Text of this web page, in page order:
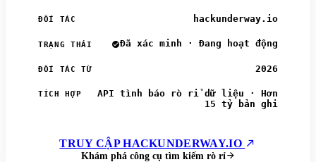
ĐỐI TÁC hackunderway.io
TRẠNG THÁI Đã xác minh · Đang hoạt động
ĐỐI TÁC TỪ 2026
TÍCH HỢP
API tình báo rò rỉ dữ liệu · Hơn
15 tỷ bản ghi
TRUY CẬP HACKUNDERWAY.IO
Khám phá công cụ tìm kiếm rò rỉ